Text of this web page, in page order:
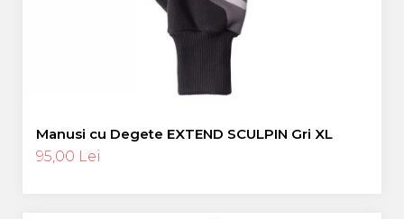
Manusi cu Degete EXTEND SCULPIN Gri XL
95,00 Lei